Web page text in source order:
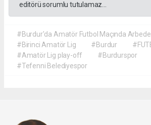
editörü sorumlu tutulamaz...
#Burdur'da Amatör Futbol Maçında Arbede
#Birinci Amatör Lig
#Burdur
#Amatör Lig play-off
#Burdurspor
#Tefenni Belediyespor